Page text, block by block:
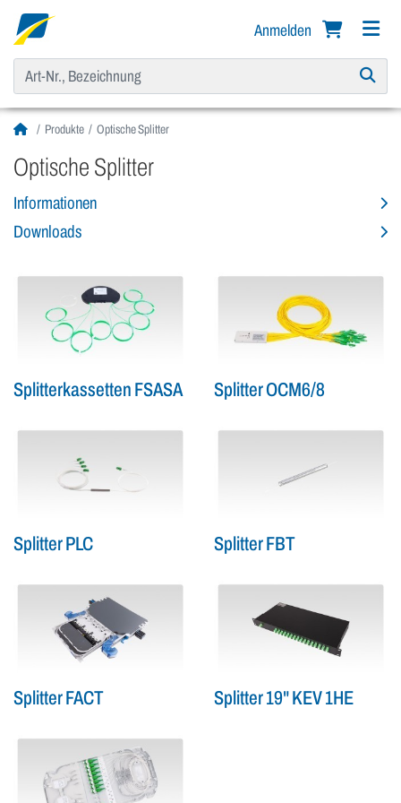
Anmelden
Produkte Optische Splitter
Optische Splitter
Informationen
Downloads
Splitterkassetten FSASA Splitter OCM6/8
Splitter PLC Splitter FBT
Splitter FACT Splitter 19" KEV 1HE